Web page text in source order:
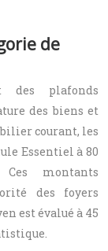
de
des plafonds
des biens et
courant, les
Essentiel à 80
montants
des foyers
est évalué à 45